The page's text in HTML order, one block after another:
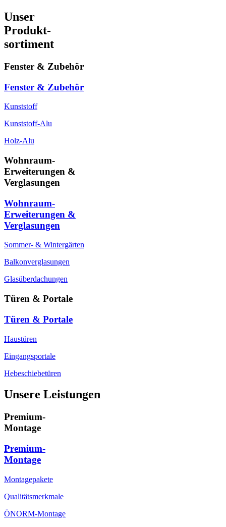
Unser
Produkt-
sortiment
Fenster & Zubehör
Fenster & Zubehör
Kunststoff
Kunststoff-Alu
Holz-Alu
Wohnraum-
Erweiterungen &
Verglasungen
Wohnraum-
Erweiterungen &
Verglasungen
Sommer- & Wintergärten
Balkonverglasungen
Glasüberdachungen
Türen & Portale
Türen & Portale
Haustüren
Eingangsportale
Hebeschiebetüren
Unsere Leistungen
Premium-
Montage
Premium-
Montage
Montagepakete
Qualitätsmerkmale
ÖNORM-Montage